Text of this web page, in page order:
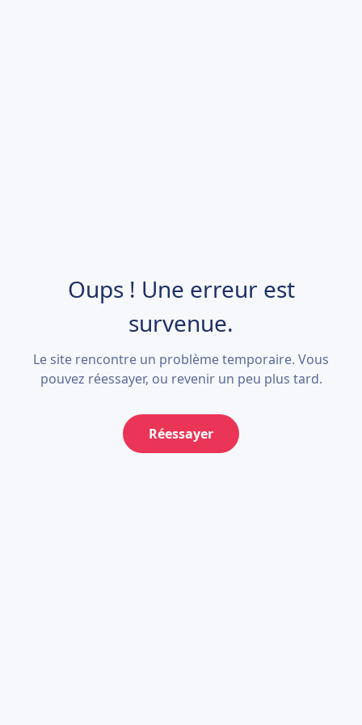
Oups ! Une erreur est
survenue.
Le site rencontre un problème temporaire. Vous
pouvez réessayer, ou revenir un peu plus tard.
Réessayer